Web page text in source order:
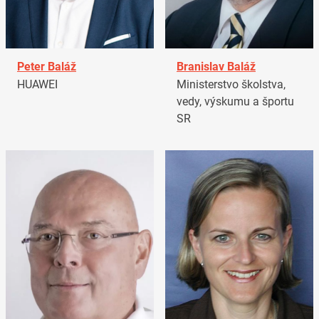
Peter Baláž
HUAWEI
Branislav Baláž
Ministerstvo školstva,
vedy, výskumu a športu
SR